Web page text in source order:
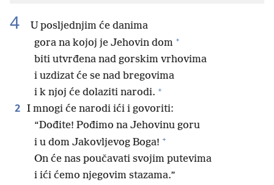
4
U posljednjim će danima
gora na kojoj je Jehovin dom +
biti utvrđena nad gorskim vrhovima
i uzdizat će se nad bregovima
i k njoj će dolaziti narodi. +
2 I mnogi će narodi ići i govoriti:
“Dođite! Pođimo na Jehovinu goru
i u dom Jakovljevog Boga! +
On će nas poučavati svojim putevima
i ići ćemo njegovim stazama.”